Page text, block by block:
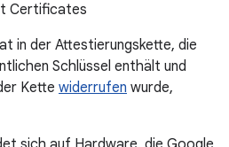
Certificates
in der Attestierungskette, die
Schlüssel enthält und
Kette widerrufen wurde,